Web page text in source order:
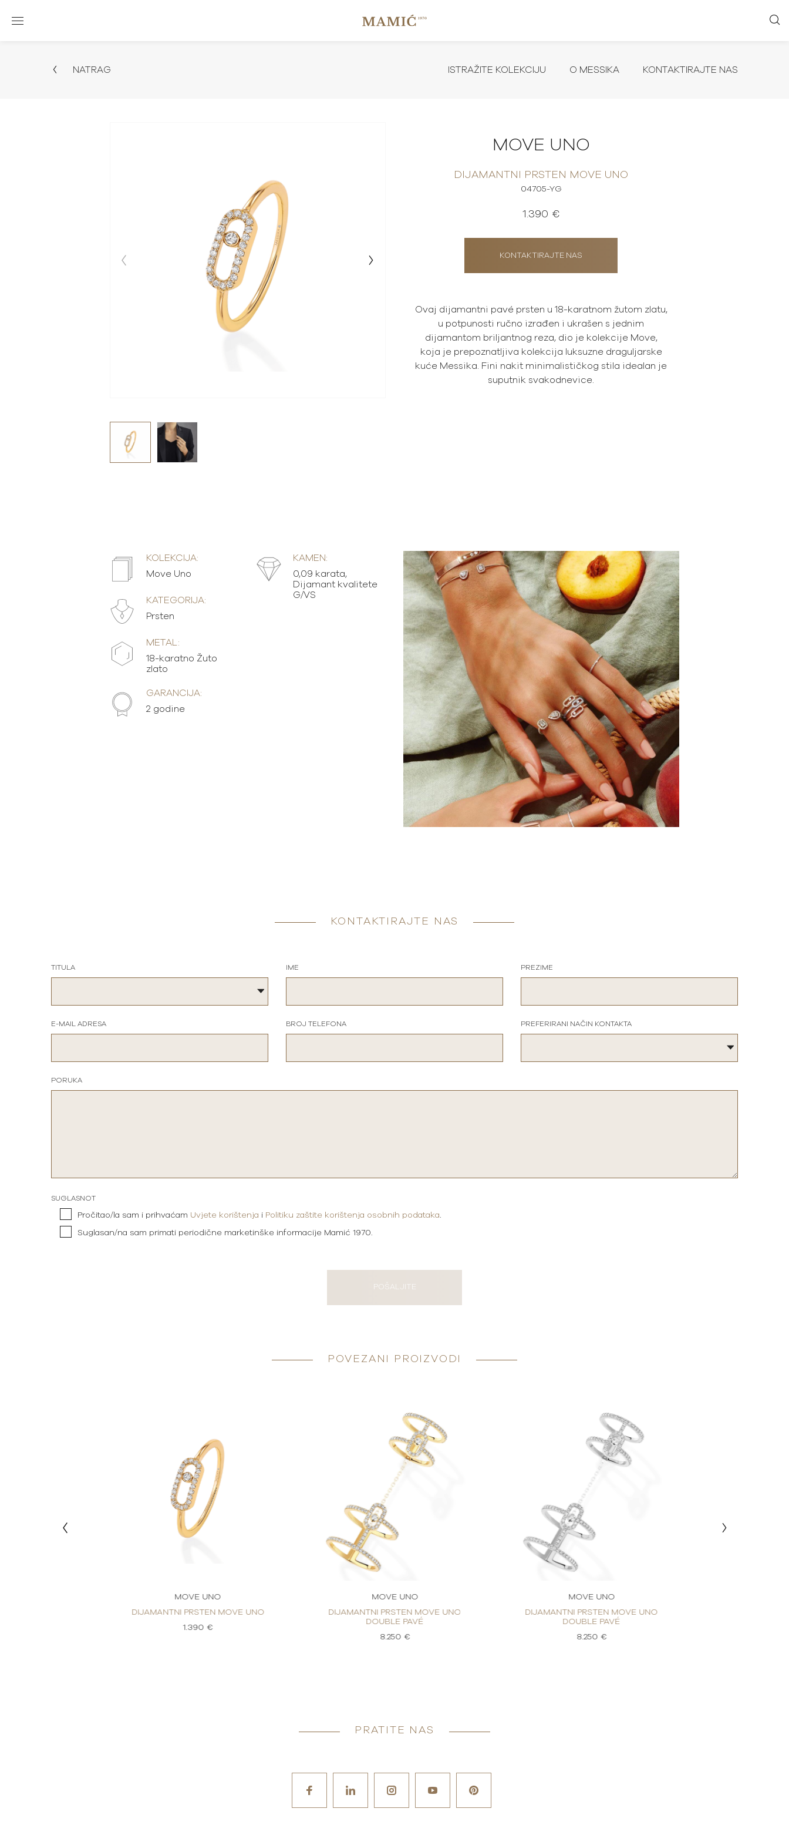
NATRAG ISTRAŽITE KOLEKCIJU O MESSIKA KONTAKTIRAJTE NAS
MOVE UNO
DIJAMANTNI PRSTEN MOVE UNO
04705-YG
1.390 €
KONTAKTIRAJTE NAS
Ovaj dijamantni pavé prsten u 18-karatnom žutom zlatu,
u potpunosti ručno izrađen i ukrašen s jednim
dijamantom briljantnog reza, dio je kolekcije Move,
koja je prepoznatljiva kolekcija luksuzne draguljarske
kuće Messika. Fini nakit minimalističkog stila idealan je
suputnik svakodnevice.
KOLEKCIJA:
Move Uno
KATEGORIJA:
Prsten
METAL:
18-karatno Žuto
zlato
GARANCIJA:
2 godine
KAMEN:
0,09 karata,
Dijamant kvalitete
G/VS
KONTAKTIRAJTE NAS
TITULA IME PREZIME
E-MAIL ADRESA BROJ TELEFONA PREFERIRANI NAČIN KONTAKTA
PORUKA
SUGLASNOT
Pročitao/la sam i prihvaćam Uvjete korištenja i Politiku zaštite korištenja osobnih podataka.
Suglasan/na sam primati periodične marketinške informacije Mamić 1970.
POŠALJITE
POVEZANI PROIZVODI
MOVE UNO
DIJAMANTNI PRSTEN MOVE UNO
1.390 €
MOVE UNO
DIJAMANTNI PRSTEN MOVE UNO
DOUBLE PAVÉ
8.250 €
MOVE UNO
DIJAMANTNI PRSTEN MOVE UNO
DOUBLE PAVÉ
8.250 €
PRATITE NAS